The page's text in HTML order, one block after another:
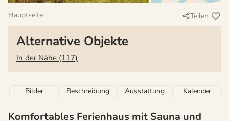
Hauptseite Teilen
Alternative Objekte
In der Nähe (117)
Bilder Beschreibung Ausstattung Kalender
Komfortables Ferienhaus mit Sauna und